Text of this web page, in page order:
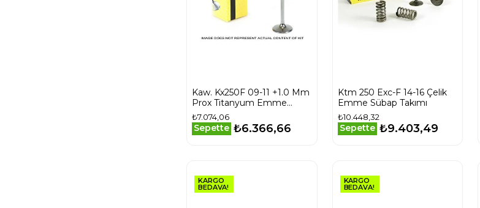
Kaw. Kx250F 09-11 +1.0 Mm
Prox Titanyum Emme
Sübap
₺7.074,06
Sepette ₺6.366,66
Ktm 250 Exc-F 14-16 Çelik
Emme Sübap Takımı
₺10.448,32
Sepette ₺9.403,49
KARGO
BEDAVA!
KARGO
BEDAVA!